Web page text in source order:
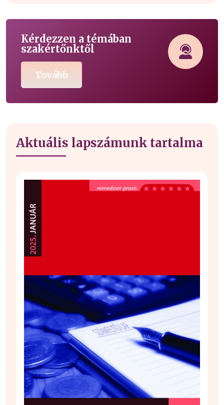
Kérdezzen a témában
szakértőnktől
Tovább
Aktuális lapszámunk tartalma